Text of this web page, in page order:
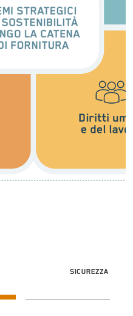
SICUREZZA